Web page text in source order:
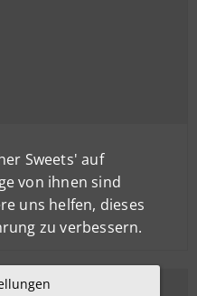
Sweets' auf
von ihnen sind
uns helfen, dieses
zu verbessern.